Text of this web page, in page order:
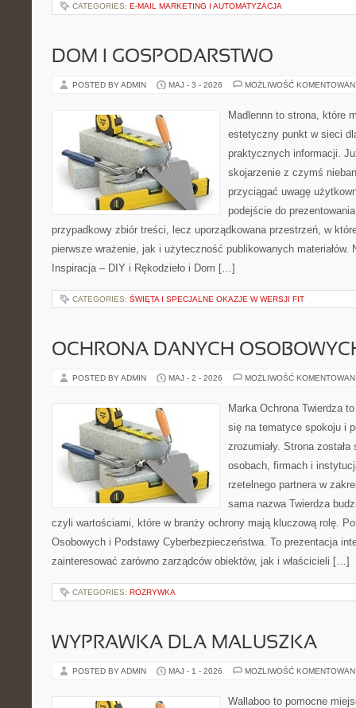
CATEGORIES: E-MAIL MARKETING I AUTOMATYZACJA
DOM I GOSPODARSTWO
POSTED BY ADMIN MAJ - 3 - 2026 MOŻLIWOŚĆ
Madlennn to strona, które
estetyczny punkt w sieci
praktycznych informacji.
skojarzenie z czymś
przyciągać uwagę
podejście do
przypadkowy zbiór treści, lecz uporządkowana przestrzeń, w
pierwsze wrażenie, jak i użyteczność publikowanych materiałów.
Inspiracja – DIY i Rękodzieło i Dom […]
CATEGORIES: ŚWIĘTA I SPECJALNE OKAZJE W WERSJI FIT
OCHRONA DANYCH
POSTED BY ADMIN MAJ - 2 - 2026 MOŻLIWOŚĆ
Marka Ochrona Twierdza
się na tematyce spokoju i
zrozumiały. Strona
osobach, firmach i
rzetelnego partnera w
sama nazwa Twierdza
czyli wartościami, które w branży ochrony mają kluczową rolę.
Osobowych i Podstawy Cyberbezpieczeństwa. To prezentacja
zainteresować zarówno zarządców obiektów, jak i właścicieli […]
CATEGORIES: ROZRYWKA
WYPRAWKA DLA MALUSZKA
POSTED BY ADMIN MAJ - 1 - 2026 MOŻLIWOŚĆ
Wallaboo to pomocne